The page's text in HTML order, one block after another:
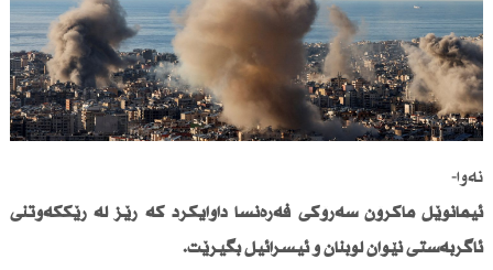
نەوا-
ئیمانوێل ماكرۆن سەرۆكی فەرەنسا داوایكرد كە رێز لە رێككەوتنی
ئاگربەستی نێوان لوبنان و ئیسرائیل بگیرێت.